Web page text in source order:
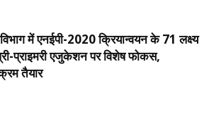
विभाग में एनईपी-2020 क्रियान्वयन के 71 लक्ष्य
प्राइमरी एजुकेशन पर विशेष फोकस,
तैयार